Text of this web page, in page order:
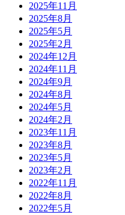
2025年11月
2025年8月
2025年5月
2025年2月
2024年12月
2024年11月
2024年9月
2024年8月
2024年5月
2024年2月
2023年11月
2023年8月
2023年5月
2023年2月
2022年11月
2022年8月
2022年5月